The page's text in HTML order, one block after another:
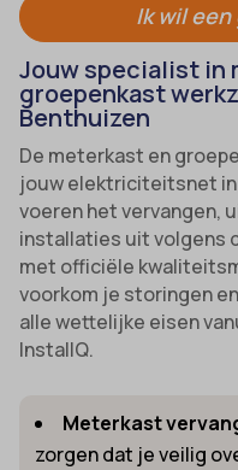
Ik wil
Jouw specialist in
groepenkast
Benthuizen
De meterkast en
jouw elektriciteitsnet
voeren het vervangen,
installaties uit volgens
met officiële
voorkom je storingen
alle wettelijke eisen
InstallQ.
Meterkast
zorgen dat je veilig